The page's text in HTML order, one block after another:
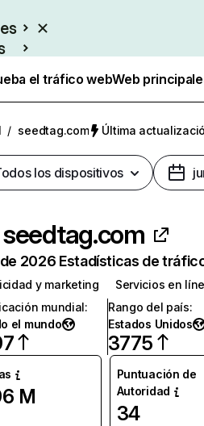
el tráfico webWeb
/ seedtag.com Última
los dispositivos
seedtag.com
2026 Estadísticas de
y marketing
Servicios en
mundial:
el mundo
Rango del país:
Estados Unidos
3775
M
Puntuación de
Autoridad
34